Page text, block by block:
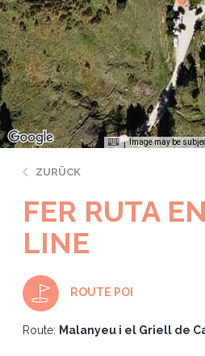
Image may be
ZURÜCK
FER RUTA
LINE
ROUTE POI
Route: Malanyeu i el Griell de